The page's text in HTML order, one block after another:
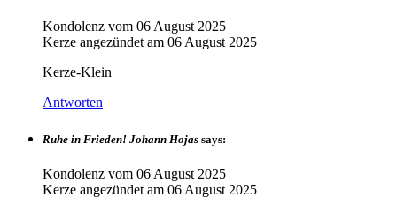
Kondolenz vom 06 August 2025
Kerze angezündet am 06 August 2025
Kerze-Klein
Antworten
Ruhe in Frieden! Johann Hojas says:
Kondolenz vom 06 August 2025
Kerze angezündet am 06 August 2025